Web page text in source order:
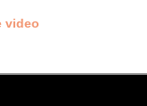
video